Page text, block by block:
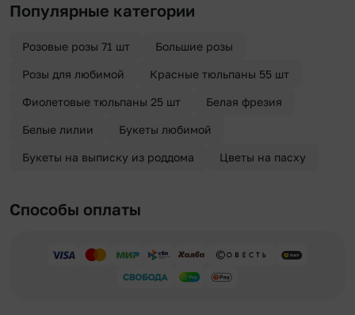
Популярные категории
Розовые розы 71 шт Большие розы
Розы для любимой Красные тюльпаны 55 шт
Фиолетовые тюльпаны 25 шт Белая фрезия
Белые лилии Букеты любимой
Букеты на выписку из роддома Цветы на пасху
Способы оплаты